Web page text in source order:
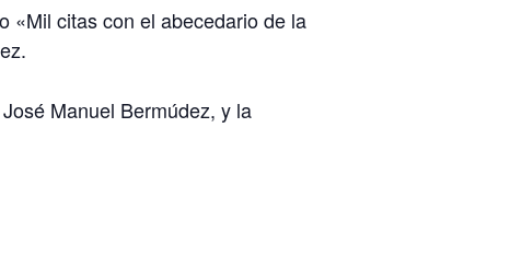
«Mil citas con el abecedario de la
Manuel Bermúdez, y la